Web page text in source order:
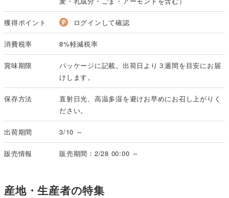
獲得ポイント ログインして確認
消費税率 8%軽減税率
賞味期限
パッケージに記載。出荷日より３週間を目安にお届
けします。
保存方法
直射日光、高温多湿を避けお早めにお召し上がりく
ださい。
出荷期間 3/10 ～
販売情報 販売期間：2/28 00:00 ～
産地・生産者の特集